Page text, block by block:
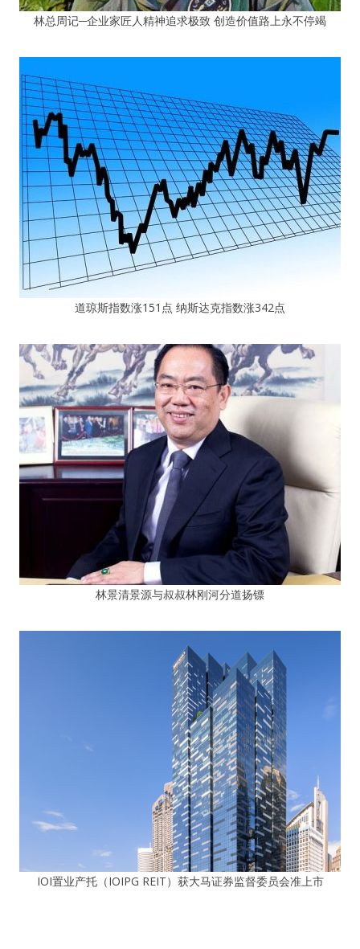
林总周记─企业家匠人精神追求极致 创造价值路上永不停竭
道琼斯指数涨151点 纳斯达克指数涨342点
林景清景源与叔叔林刚河分道扬镖
IOI置业产托（IOIPG REIT）获大马证券监督委员会准上市